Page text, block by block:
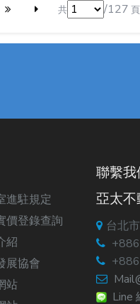
共 /127 頁
進駐規定
價登錄查詢
紹
展協會
站
聯繫我
亞太不
台北
Line